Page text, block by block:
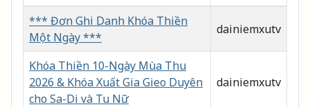
Mục lục
*** Đơn Ghi Danh Khóa Thiền
Một Ngày ***
dainiemxutv
Khóa Thiền 10-Ngày Mùa Thu
2026 & Khóa Xuất Gia Gieo Duyên
cho Sa-Di và Tu Nữ
dainiemxutv